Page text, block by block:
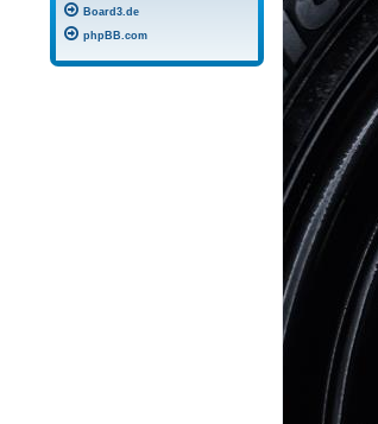
Board3.de
phpBB.com